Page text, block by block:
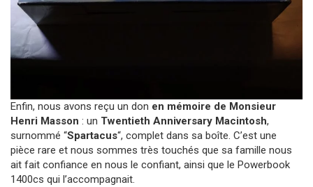
Enfin, nous avons reçu un don en mémoire de Monsieur
Henri Masson : un Twentieth Anniversary Macintosh,
surnommé “Spartacus“, complet dans sa boîte. C’est une
pièce rare et nous sommes très touchés que sa famille nous
ait fait confiance en nous le confiant, ainsi que le Powerbook
1400cs qui l’accompagnait.